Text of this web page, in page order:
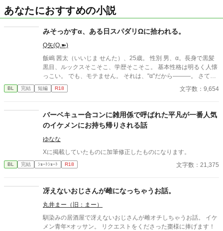
あなたにおすすめの小説
みそっかす‪α‬、ある日スパダリΩに拾われる。
Q矢(Q.➽)
飯嶋 茜太（いいじま せんた）、25歳。 ‪性別 男、‪α‬。長身で黒髪
黒目、ルックスそこそこ、学歴そこそこ。 基本性格は明るく人懐
っこい。 でも、モテません。 それは、‪"α‬"だから―――。 さて、
期待外れと呼ばれて今迄の生活を捨てたαに、幸せは訪れるの
か。
BL 完結 短編 R18 文字数：9,654
バーベキュー合コンに雑用係で呼ばれた平凡が一番人気
のイケメンにお持ち帰りされる話
ゆなな
Xに掲載していたものに加筆修正したものになります。
BL 完結 ｼｮｰﾄｼｮｰﾄ R18 文字数：21,375
冴えないおじさんが雌になっちゃうお話。
丸井まー（旧：まー）
馴染みの居酒屋で冴えないおじさんが雌オチしちゃうお話。 イケ
メン青年×オッサン。 リクエストをくださった棗様に捧げます！